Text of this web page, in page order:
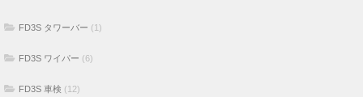
FD3S タワーバー (1)
FD3S ワイパー (6)
FD3S 車検 (12)